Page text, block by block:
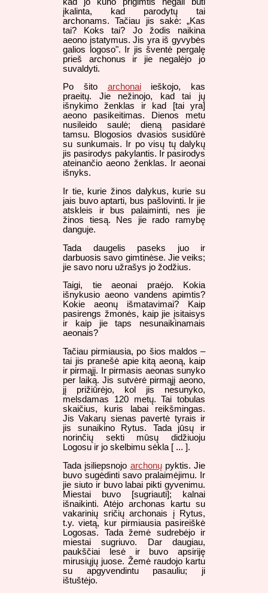
įkalinta, kad parodytų tai
archonams. Tačiau jis sakė: „Kas
tai? Koks tai? Jo žodis naikina
aeono įstatymus. Jis yra iš gyvybės
galios logoso". Ir jis šventė pergalę
prieš archonus ir jie negalėjo jo
suvaldyti.
Po šito archonaiieškojo, kas
praeitų. Jie nežinojo, kad tai jų
išnykimo ženklas ir kad [tai yra]
aeono pasikeitimas. Dienos metu
nusileido saulė; dieną pasidarė
tamsu. Blogosios dvasios susidūrė
su sunkumais. Ir po visų tų dalykų
jis pasirodys pakylantis. Ir pasirodys
ateinančio aeono ženklas. Ir aeonai
išnyks.
Ir tie, kurie žinos dalykus, kurie su
jais buvo aptarti, bus pašlovinti. Ir jie
atskleis ir bus palaiminti, nes jie
žinos tiesą. Nes jie rado ramybę
danguje.
Tada daugelis paseks juo ir
darbuosis savo gimtinėse. Jie veiks;
jie savo noru užrašys jo žodžius.
Taigi, tie aeonai praėjo. Kokia
išnykusio aeono vandens apimtis?
Kokie aeonų išmatavimai? Kaip
pasirengs žmonės, kaip jie įsitaisys
ir kaip jie taps nesunaikinamais
aeonais?
Tačiau pirmiausia, po šios maldos –
tai jis pranešė apie kitą aeoną, kaip
ir pirmąjį. Ir pirmasis aeonas sunyko
per laiką. Jis sutvėrė pirmąjį aeono,
jį prižiūrėjo, kol jis nesunyko,
melsdamas 120 metų. Tai tobulas
skaičius, kuris labai reikšmingas.
Jis Vakarų sienas pavertė tyrais ir
jis sunaikino Rytus. Tada jūsų ir
norinčių sekti mūsų didžiuoju
Logosu ir jo skelbimu sėkla [ ... ].
Tada įsiliepsnojo archonųpyktis. Jie
buvo sugėdinti savo pralaimėjimu. Ir
jie siuto ir buvo labai pikti gyvenimu.
Miestai buvo [sugriauti]; kalnai
išnaikinti. Atėjo archonas kartu su
vakarinių sričių archonais į Rytus,
t.y. vietą, kur pirmiausia pasireiškė
Logosas. Tada žemė sudrebėjo ir
miestai sugriuvo. Dar daugiau,
paukščiai lesė ir buvo apsiriję
mirusiųjų juose. Žemė raudojo kartu
su apgyvendintu pasauliu; ji
ištuštėjo.